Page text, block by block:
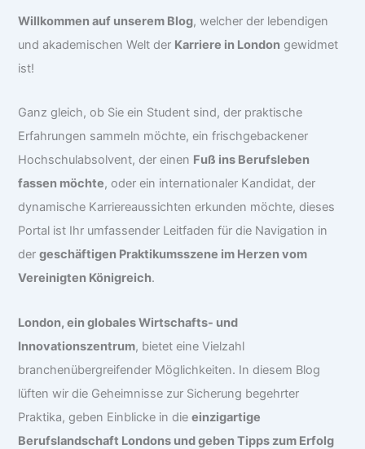
Willkommen auf unserem Blog, welcher der lebendigen
und akademischen Welt der Karriere in London gewidmet
ist!
Ganz gleich, ob Sie ein Student sind, der praktische
Erfahrungen sammeln möchte, ein frischgebackener
Hochschulabsolvent, der einen Fuß ins Berufsleben
fassen möchte, oder ein internationaler Kandidat, der
dynamische Karriereaussichten erkunden möchte, dieses
Portal ist Ihr umfassender Leitfaden für die Navigation in
dergeschäftigen Praktikumsszene im Herzen vom
Vereinigten Königreich.
London, ein globales Wirtschafts- und
Innovationszentrum, bietet eine Vielzahl
branchenübergreifender Möglichkeiten. In diesem Blog
lüften wir die Geheimnisse zur Sicherung begehrter
Praktika, geben Einblicke in dieeinzigartige
Berufslandschaft Londons und geben Tipps zum Erfolg